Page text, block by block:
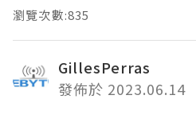
瀏覽次數:835
GillesPerras
發佈於 2023.06.14